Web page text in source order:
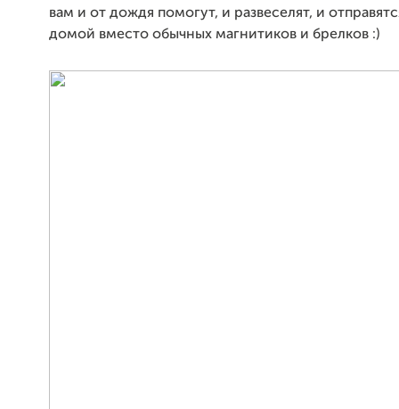
вам и от дождя помогут, и развеселят, и
домой вместо обычных магнитиков и брелков :)